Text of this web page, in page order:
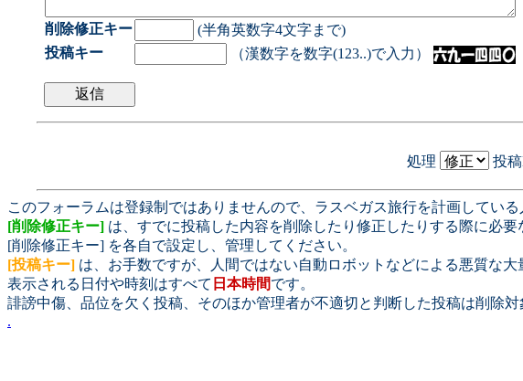
削除修正キー
(半角英数字4文字まで)
投稿キー
（漢数字を数字(123..)で入力）
処理
投
このフォーラムは登録制ではありませんので、ラスベガス旅行を計画してい
[削除修正キー] は、すでに投稿した内容を削除したり修正したりする際に必
[削除修正キー] を各自で設定し、管理してください。
[投稿キー] は、お手数ですが、人間ではない自動ロボットなどによる悪質な
表示される日付や時刻はすべて 日本時間です。
誹謗中傷、品位を欠く投稿、そのほか管理者が不適切と判断した投稿は削除
.